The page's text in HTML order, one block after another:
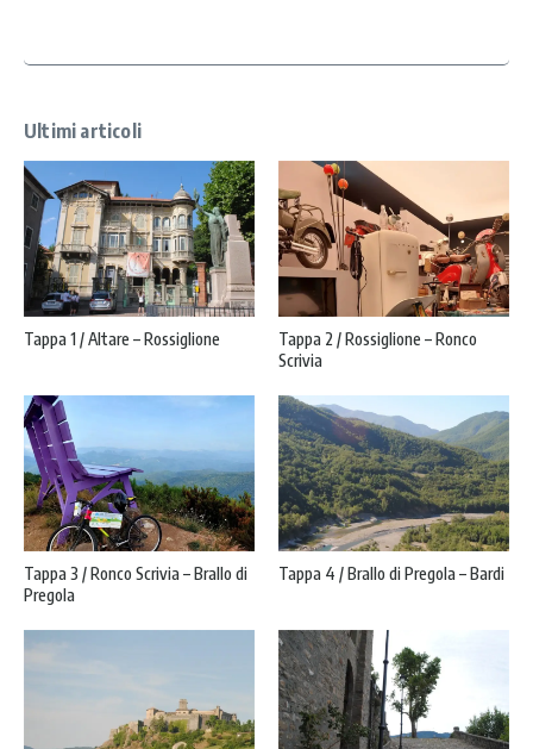
Ultimi articoli
Tappa 1 / Altare – Rossiglione
Tappa 2 / Rossiglione – Ronco
Scrivia
Tappa 3 / Ronco Scrivia – Brallo di
Pregola
Tappa 4 / Brallo di Pregola – Bardi